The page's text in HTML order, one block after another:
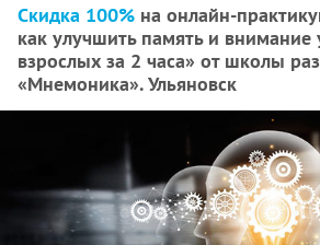
Скидка 100% на онлайн-
как улучшить память и внимание
взрослых за 2 часа» от школы
«Мнемоника». Ульяновск